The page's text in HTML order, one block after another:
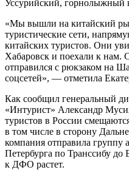
Уссурийский, горнолыжный
«Мы вышли на китайский
туристические сети,
китайских туристов. Они
Хабаровск и поехали к нам.
отправился с рюкзаком на
соцсетей», — отметила
Как сообщил генеральный
«Интурист» Александр
туристов в России
в том числе в сторону
компания отправила группу
Петербурга по Транссибу до
к ДФО растет.